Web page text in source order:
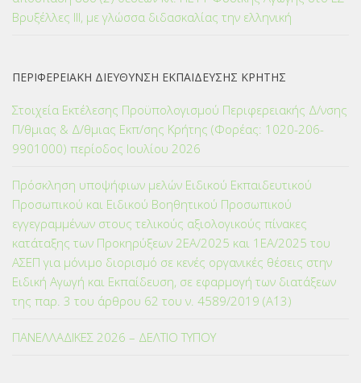
Βρυξέλλες ΙΙΙ, με γλώσσα διδασκαλίας την ελληνική
ΠΕΡΙΦΕΡΕΙΑΚΗ ΔΙΕΥΘΥΝΣΗ ΕΚΠΑΙΔΕΥΣΗΣ ΚΡΗΤΗΣ
Στοιχεία Εκτέλεσης Προϋπολογισμού Περιφερειακής Δ/νσης
Π/θμιας & Δ/θμιας Εκπ/σης Κρήτης (Φορέας: 1020-206-
9901000) περίοδος Ιουλίου 2026
Πρόσκληση υποψήφιων μελών Ειδικού Εκπαιδευτικού
Προσωπικού και Ειδικού Βοηθητικού Προσωπικού
εγγεγραμμένων στους τελικούς αξιολογικούς πίνακες
κατάταξης των Προκηρύξεων 2ΕΑ/2025 και 1ΕΑ/2025 του
ΑΣΕΠ για μόνιμο διορισμό σε κενές οργανικές θέσεις στην
Ειδική Αγωγή και Εκπαίδευση, σε εφαρμογή των διατάξεων
της παρ. 3 του άρθρου 62 του ν. 4589/2019 (Α΄13)
ΠΑΝΕΛΛΑΔΙΚΕΣ 2026 – ΔΕΛΤΙΟ ΤΥΠΟΥ